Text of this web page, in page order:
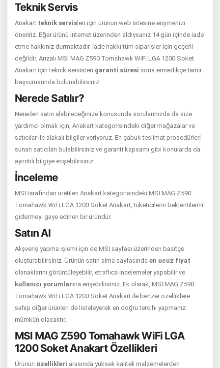
Teknik Servis
Anakart teknik servis leri için ürünün web sitesine erişmenizi
öneririz. Eğer ürünü internet üzerinden aldıysanız 14 gün içinde iade
etme hakkınız durmaktadır. İade hakkı tüm siparişler için geçerli
değildir. Arızalı MSI MAG Z590 Tomahawk WiFi LGA 1200 Soket
Anakart için teknik servisten garanti süresi sona ermedikçe tamir
başvurusunda bulunabilirsiniz.
Nerede Satılır?
Nereden satın alabileceğinize konusunda sorularınızda da size
yardımcı olmak için, Anakart kategorisindeki diğer mağazalar ve
satıcılar ile alakalı bilgiler veriyoruz. En çabuk teslimat prosedürleri
sunan satıcıları bulabilirsiniz ve garanti kapsamı gibi konularda da
ayrıntılı bilgiye erişebilirsiniz.
İnceleme
MSI tarafından üretilen Anakart kategorisindeki MSI MAG Z590
Tomahawk WiFi LGA 1200 Soket Anakart, tüketicilerin beklentilerini
gidermeyi gaye edinen bir üründür.
Satın Al
Alışveriş yapma işlemi için de MSI sayfası üzerinden basitçe
oluşturabilirsiniz. Ürünün satın alma sayfasında en ucuz fiyat
olanaklarını görüntüleyebilir, etraflıca incelemeler yapabilir ve
kullanıcı yorumlarına erişebilirsiniz. Ek olarak, MSI MAG Z590
Tomahawk WiFi LGA 1200 Soket Anakart ile benzer özelliklere
sahip diğer ürünleri de listeleyerek en doğru tercihi yapmanız
mümkün olacaktır.
MSI MAG Z590 Tomahawk WiFi LGA
1200 Soket Anakart Özellikleri
Ürünün özellikleri arasında yüksek kaliteli malzemelerden